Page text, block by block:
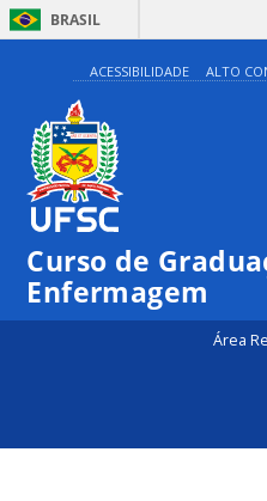
BRASIL
ACESSIBILIDADE ALTO
Curso de
Enfermagem
Área